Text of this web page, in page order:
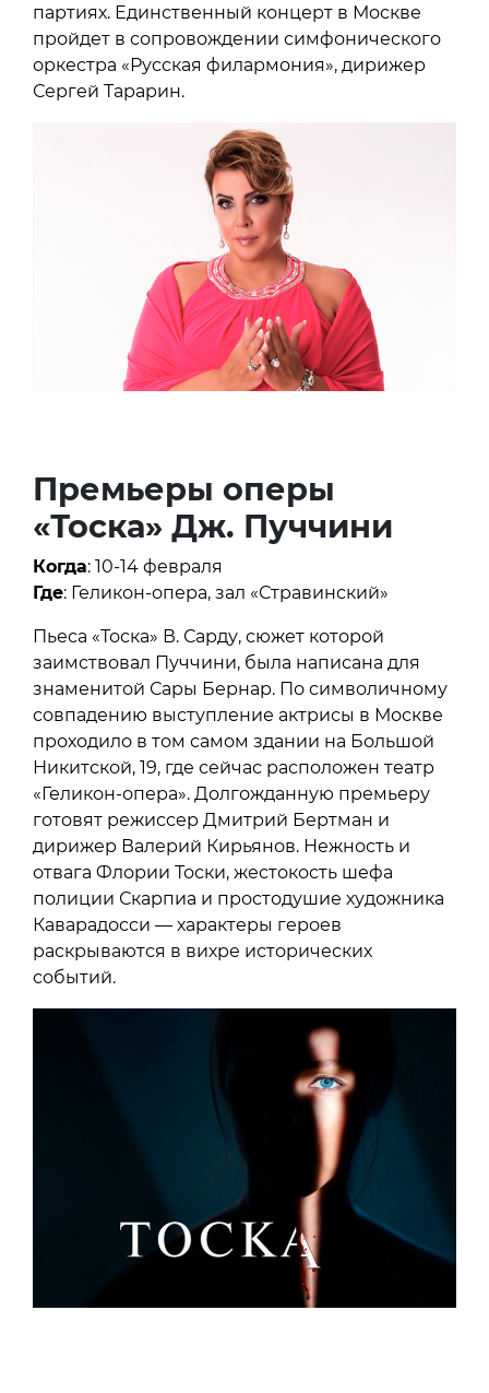
партиях. Единственный концерт в Москве
пройдет в сопровождении симфонического
оркестра «Русская филармония», дирижер
Сергей Тарарин.
Премьеры оперы
«Тоска» Дж. Пуччини
Когда: 10-14 февраля
Где: Геликон-опера, зал «Стравинский»
Пьеса «Тоска» В. Сарду, сюжет которой
заимствовал Пуччини, была написана для
знаменитой Сары Бернар. По символичному
совпадению выступление актрисы в Москве
проходило в том самом здании на Большой
Никитской, 19, где сейчас расположен театр
«Геликон-опера». Долгожданную премьеру
готовят режиссер Дмитрий Бертман и
дирижер Валерий Кирьянов. Нежность и
отвага Флории Тоски, жестокость шефа
полиции Скарпиа и простодушие художника
Каварадосси — характеры героев
раскрываются в вихре исторических
событий.